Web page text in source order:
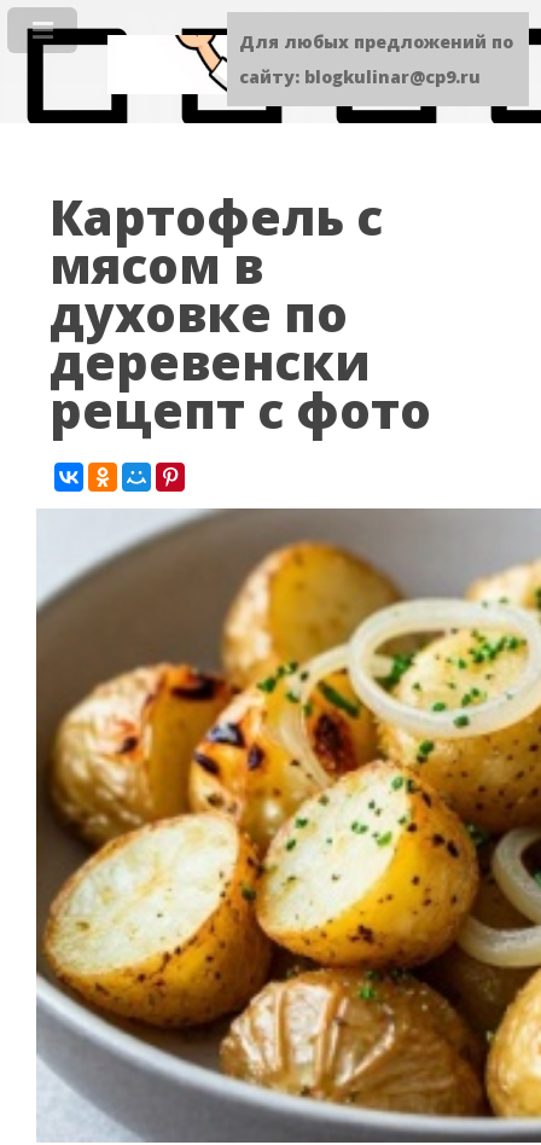
Картофель с
мясом в
духовке по
деревенски
рецепт с фото
Для любых предложений по
сайту: blogkulinar@cp9.ru